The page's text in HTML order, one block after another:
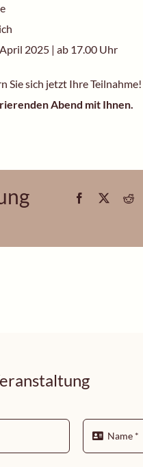
2025 | ab 17.00 Uhr
Sie sich jetzt Ihre Teilnahme!
Abend mit Ihnen.